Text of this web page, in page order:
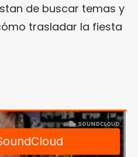
de buscar temas y
trasladar la fiesta